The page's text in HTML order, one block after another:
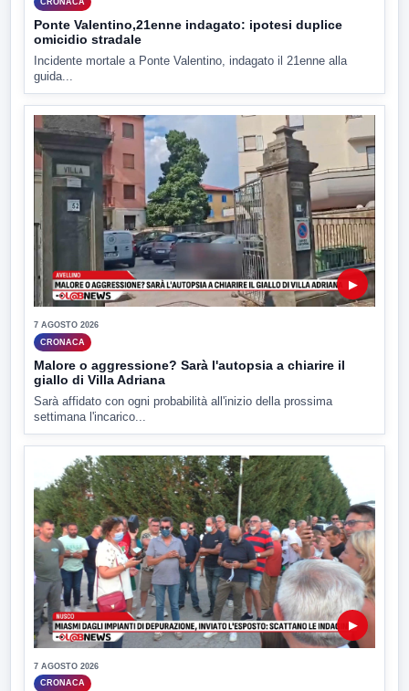
Ponte Valentino,21enne indagato: ipotesi duplice
omicidio stradale
Incidente mortale a Ponte Valentino, indagato il 21enne alla
guida...
▶
7 AGOSTO 2026
CRONACA
Malore o aggressione? Sarà l'autopsia a chiarire il
giallo di Villa Adriana
Sarà affidato con ogni probabilità all'inizio della prossima
settimana l'incarico...
▶
7 AGOSTO 2026
CRONACA